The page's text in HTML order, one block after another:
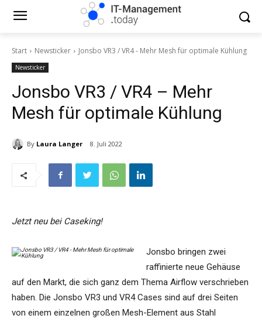
Start Newsticker Jonsbo VR3 / VR4 - Mehr Mesh für optimale Kühlung
Newsticker
Jonsbo VR3 / VR4 – Mehr
Mesh für optimale Kühlung
By Laura Langer 8. Juli 2022
Jetzt neu bei Caseking!
Jonsbo bringen zwei
raffinierte neue Gehäuse
auf den Markt, die sich ganz dem Thema Airflow verschrieben
haben. Die Jonsbo VR3 und VR4 Cases sind auf drei Seiten
von einem einzelnen großen Mesh-Element aus Stahl